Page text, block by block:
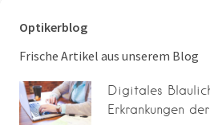
Optikerblog
Frische Artikel aus unserem Blog
Digitales
Erkrankungen